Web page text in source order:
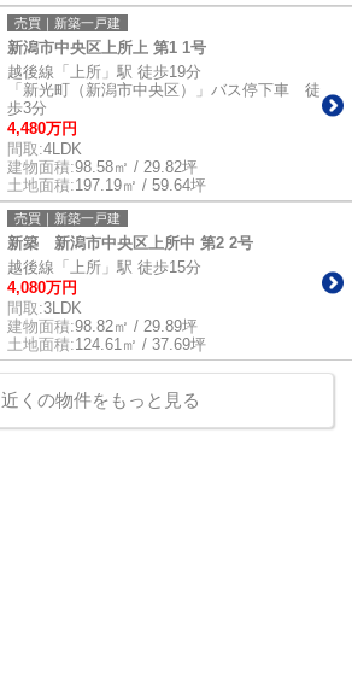
売買｜新築一戸建
新潟市中央区上所上 第1 1号
越後線「上所」駅 徒歩19分
「新光町（新潟市中央区）」バス停下車 徒
歩3分
4,480万円
間取:4LDK
建物面積:98.58㎡ / 29.82坪
土地面積:197.19㎡ / 59.64坪
売買｜新築一戸建
新築 新潟市中央区上所中 第2 2号
越後線「上所」駅 徒歩15分
4,080万円
間取:3LDK
建物面積:98.82㎡ / 29.89坪
土地面積:124.61㎡ / 37.69坪
近くの物件をもっと見る